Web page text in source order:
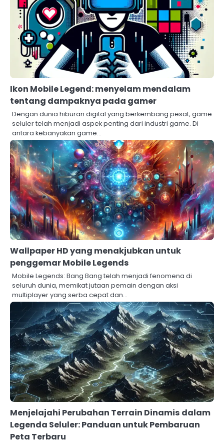
Ikon Mobile Legend: menyelam mendalam
tentang dampaknya pada gamer
Dengan dunia hiburan digital yang berkembang pesat, game
seluler telah menjadi aspek penting dari industri game. Di
antara kebanyakan game…
Wallpaper HD yang menakjubkan untuk
penggemar Mobile Legends
Mobile Legends: Bang Bang telah menjadi fenomena di
seluruh dunia, memikat jutaan pemain dengan aksi
multiplayer yang serba cepat dan…
Menjelajahi Perubahan Terrain Dinamis dalam
Legenda Seluler: Panduan untuk Pembaruan
Peta Terbaru